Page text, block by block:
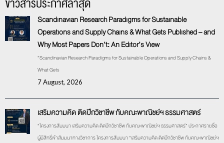
Scandinavian Research Paradigms for Sustainable
Operations and Supply Chains & What Gets Published – and
Why Most Papers Don’t: An Editor’s View
“Scandinavian Research Paradigms for Sustainable Operations and Supply Chains &
What Gets
7 August, 2026
เสริมความคิด ติดปีกวิชาชีพ กับคณะพาณิชย์ฯ ธรรมศาสตร์
“โครงการสัมมนา เสริมความคิด ติดปีกวิชาชีพ กับคณะพาณิชย์ฯ ธรรมศาสตร์” ประกาศรายชื่อ
ผู้มีสิทธิ์เข้าสัมมนาทางวิชาการ โครงการสัมมนา “เสริมความคิด ติดปีกวิชาชีพ กับคณะพาณิชย์ฯ